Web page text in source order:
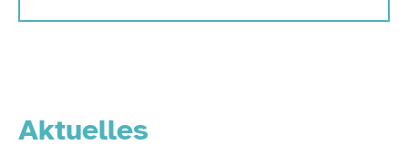
Aktuelles